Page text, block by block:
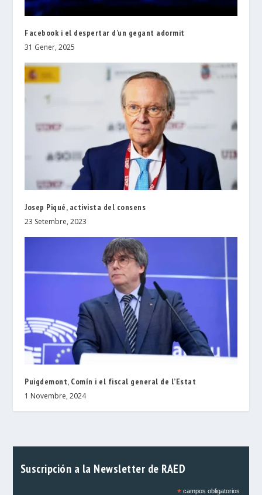
Facebook i el despertar d’un gegant adormit
31 Gener, 2025
Josep Piqué, activista del consens
23 Setembre, 2023
Puigdemont, Comín i el fiscal general de l’Estat
1 Novembre, 2024
Suscripción a la Newsletter de RAED
*campos obligatorios